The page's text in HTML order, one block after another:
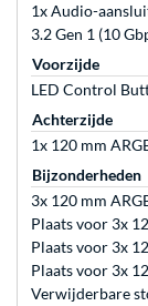
1x Audio-
3.2 Gen 1 (10
Voorzijde
LED Control
Achterzijde
1x 120 mm
Bijzonderheden
3x 120 mm
Plaats voor 3x
Plaats voor 3x
Plaats voor 3x
Verwijderbare